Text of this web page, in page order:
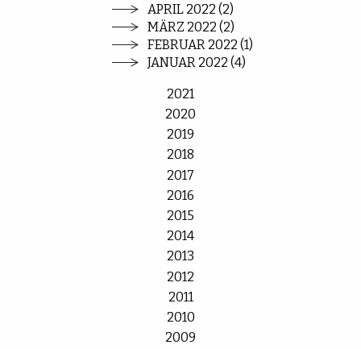
APRIL 2022 (2)
MÄRZ 2022 (2)
FEBRUAR 2022 (1)
JANUAR 2022 (4)
2021
2020
2019
2018
2017
2016
2015
2014
2013
2012
2011
2010
2009